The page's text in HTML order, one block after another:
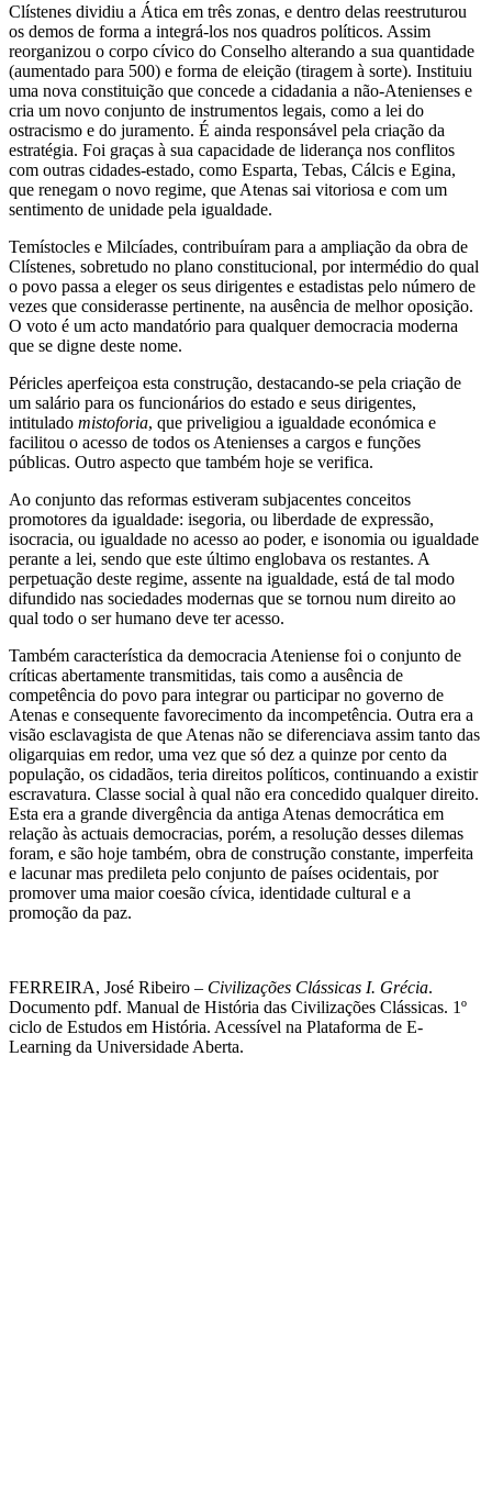
Clístenes dividiu a Ática em três zonas, e dentro delas reestruturou
os demos de forma a integrá-los nos quadros políticos. Assim
reorganizou o corpo cívico do Conselho alterando a sua quantidade
(aumentado para 500) e forma de eleição (tiragem à sorte). Instituiu
uma nova constituição que concede a cidadania a não-Atenienses e
cria um novo conjunto de instrumentos legais, como a lei do
ostracismo e do juramento. É ainda responsável pela criação da
estratégia. Foi graças à sua capacidade de liderança nos conflitos
com outras cidades-estado, como Esparta, Tebas, Cálcis e Egina,
que renegam o novo regime, que Atenas sai vitoriosa e com um
sentimento de unidade pela igualdade.
Temístocles e Milcíades, contribuíram para a ampliação da obra de
Clístenes, sobretudo no plano constitucional, por intermédio do qual
o povo passa a eleger os seus dirigentes e estadistas pelo número de
vezes que considerasse pertinente, na ausência de melhor oposição.
O voto é um acto mandatório para qualquer democracia moderna
que se digne deste nome.
Péricles aperfeiçoa esta construção, destacando-se pela criação de
um salário para os funcionários do estado e seus dirigentes,
intitulado mistoforia, que priveligiou a igualdade económica e
facilitou o acesso de todos os Atenienses a cargos e funções
públicas. Outro aspecto que também hoje se verifica.
Ao conjunto das reformas estiveram subjacentes conceitos
promotores da igualdade: isegoria, ou liberdade de expressão,
isocracia, ou igualdade no acesso ao poder, e isonomia ou igualdade
perante a lei, sendo que este último englobava os restantes. A
perpetuação deste regime, assente na igualdade, está de tal modo
difundido nas sociedades modernas que se tornou num direito ao
qual todo o ser humano deve ter acesso.
Também característica da democracia Ateniense foi o conjunto de
críticas abertamente transmitidas, tais como a ausência de
competência do povo para integrar ou participar no governo de
Atenas e consequente favorecimento da incompetência. Outra era a
visão esclavagista de que Atenas não se diferenciava assim tanto das
oligarquias em redor, uma vez que só dez a quinze por cento da
população, os cidadãos, teria direitos políticos, continuando a existir
escravatura. Classe social à qual não era concedido qualquer direito.
Esta era a grande divergência da antiga Atenas democrática em
relação às actuais democracias, porém, a resolução desses dilemas
foram, e são hoje também, obra de construção constante, imperfeita
e lacunar mas predileta pelo conjunto de países ocidentais, por
promover uma maior coesão cívica, identidade cultural e a
promoção da paz.
FERREIRA, José Ribeiro – Civilizações Clássicas I. Grécia.
Documento pdf. Manual de História das Civilizações Clássicas. 1º
ciclo de Estudos em História. Acessível na Plataforma de E-
Learning da Universidade Aberta.